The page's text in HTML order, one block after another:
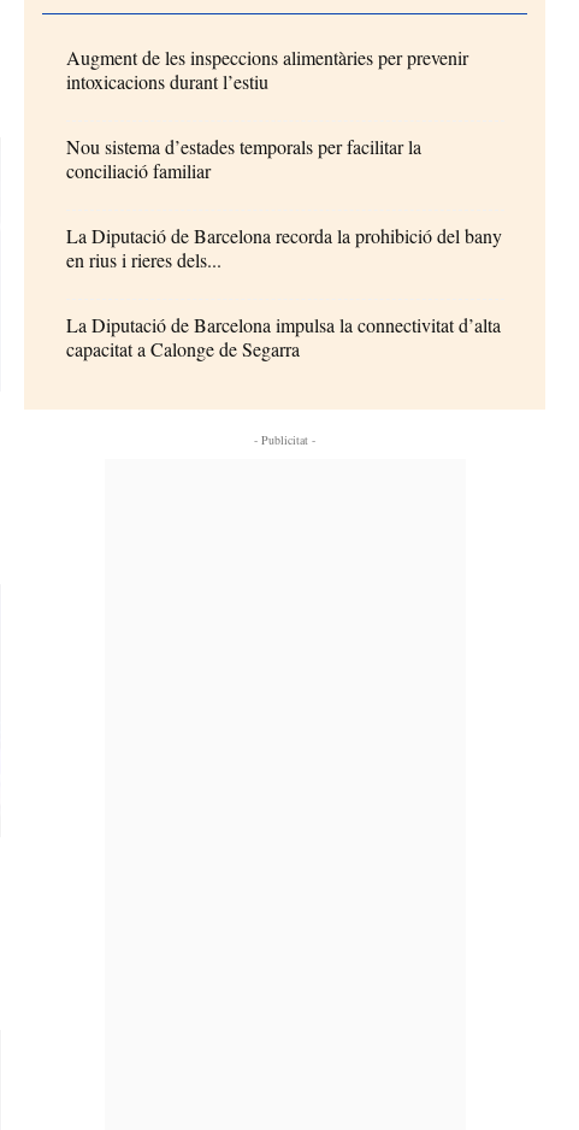
Augment de les inspeccions alimentàries per prevenir
intoxicacions durant l’estiu
Nou sistema d’estades temporals per facilitar la
conciliació familiar
La Diputació de Barcelona recorda la prohibició del bany
en rius i rieres dels...
La Diputació de Barcelona impulsa la connectivitat d’alta
capacitat a Calonge de Segarra
- Publicitat -